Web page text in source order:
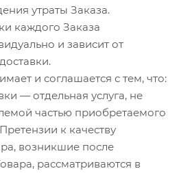
утраты Заказа.
каждого Заказа
и зависит от
и соглашается с тем, что:
— отдельная услуга, не
частью приобретаемого
к качеству
возникшие после
рассматриваются в